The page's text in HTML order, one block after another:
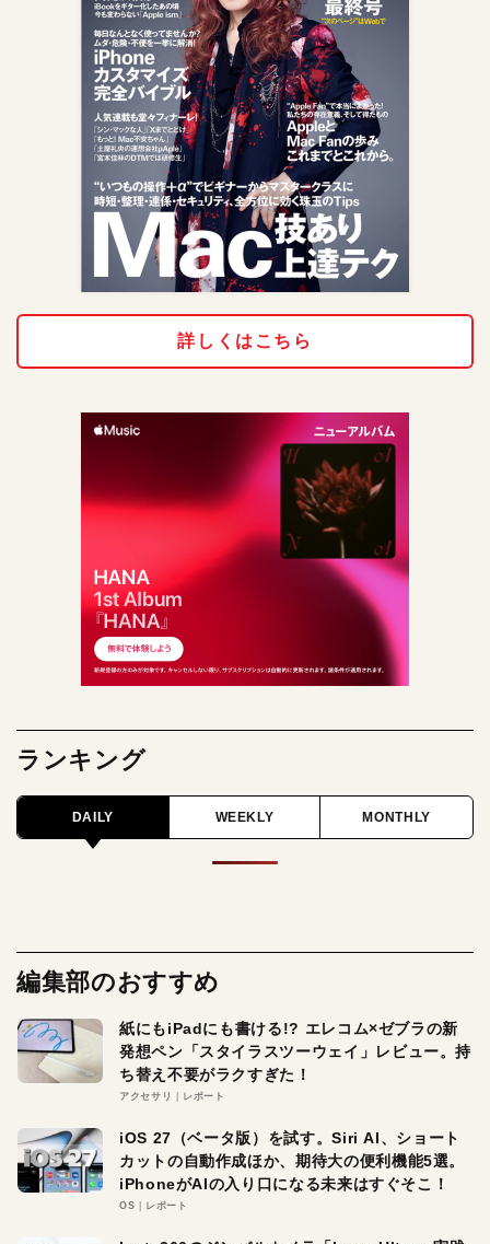
詳しくはこちら
ランキング
DAILY WEEKLY MONTHLY
編集部のおすすめ
紙にもiPadにも書ける!? エレコム×ゼブラの新
発想ペン「スタイラスツーウェイ」レビュー。持
ち替え不要がラクすぎた！
アクセサリ レポート
iOS 27（ベータ版）を試す。Siri AI、ショート
カットの自動作成ほか、期待大の便利機能5選。
iPhoneがAIの入り口になる未来はすぐそこ！
OS レポート